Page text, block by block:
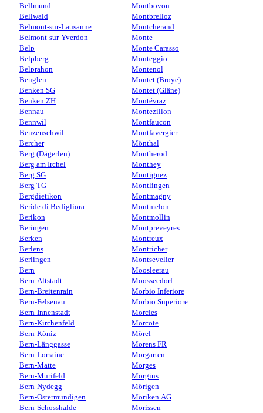
Bellmund
Bellwald
Belmont-sur-Lausanne
Belmont-sur-Yverdon
Belp
Belpberg
Belprahon
Benglen
Benken SG
Benken ZH
Bennau
Bennwil
Benzenschwil
Bercher
Berg (Dägerlen)
Berg am Irchel
Berg SG
Berg TG
Bergdietikon
Beride di Bedigliora
Berikon
Beringen
Berken
Berlens
Berlingen
Bern
Bern-Altstadt
Bern-Breitenrain
Bern-Felsenau
Bern-Innenstadt
Bern-Kirchenfeld
Bern-Köniz
Bern-Länggasse
Bern-Lorraine
Bern-Matte
Bern-Murifeld
Bern-Nydegg
Bern-Ostermundigen
Bern-Schosshalde
Montbovon
Montbrelloz
Montcherand
Monte
Monte Carasso
Monteggio
Montenol
Montet (Broye)
Montet (Glâne)
Montévraz
Montezillon
Montfaucon
Montfavergier
Mönthal
Montherod
Monthey
Montignez
Montlingen
Montmagny
Montmelon
Montmollin
Montpreveyres
Montreux
Montricher
Montsevelier
Moosleerau
Moosseedorf
Morbio Inferiore
Morbio Superiore
Morcles
Morcote
Mörel
Morens FR
Morgarten
Morges
Morgins
Mörigen
Möriken AG
Morissen